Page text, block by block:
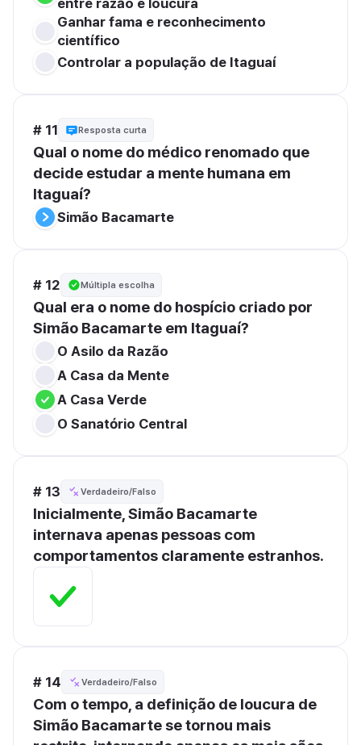
entre razão e loucura
Ganhar fama e reconhecimento
científico
Controlar a população de Itaguaí
# 11 Resposta curta
Qual o nome do médico renomado que
decide estudar a mente humana em
Itaguaí?
Simão Bacamarte
# 12 Múltipla escolha
Qual era o nome do hospício criado por
Simão Bacamarte em Itaguaí?
O Asilo da Razão
A Casa da Mente
A Casa Verde
O Sanatório Central
# 13 Verdadeiro/Falso
Inicialmente, Simão Bacamarte
internava apenas pessoas com
comportamentos claramente estranhos.
# 14 Verdadeiro/Falso
Com o tempo, a definição de loucura de
Simão Bacamarte se tornou mais